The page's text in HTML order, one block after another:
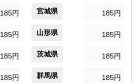
185円 宮城県 185円
185円 山形県 185円
185円 茨城県 185円
185円 群馬県 185円